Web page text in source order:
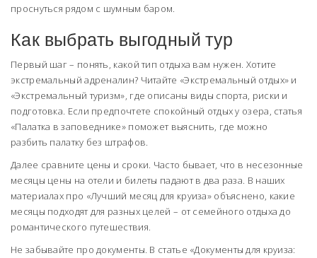
проснуться рядом с шумным баром.
Как выбрать выгодный тур
Первый шаг – понять, какой тип отдыха вам нужен. Хотите
экстремальный адреналин? Читайте «Экстремальный отдых» и
«Экстремальный туризм», где описаны виды спорта, риски и
подготовка. Если предпочтете спокойный отдых у озера, статья
«Палатка в заповеднике» поможет выяснить, где можно
разбить палатку без штрафов.
Далее сравните цены и сроки. Часто бывает, что в несезонные
месяцы цены на отели и билеты падают в два раза. В наших
материалах про «Лучший месяц для круиза» объяснено, какие
месяцы подходят для разных целей – от семейного отдыха до
романтического путешествия.
Не забывайте про документы. В статье «Документы для круиза: